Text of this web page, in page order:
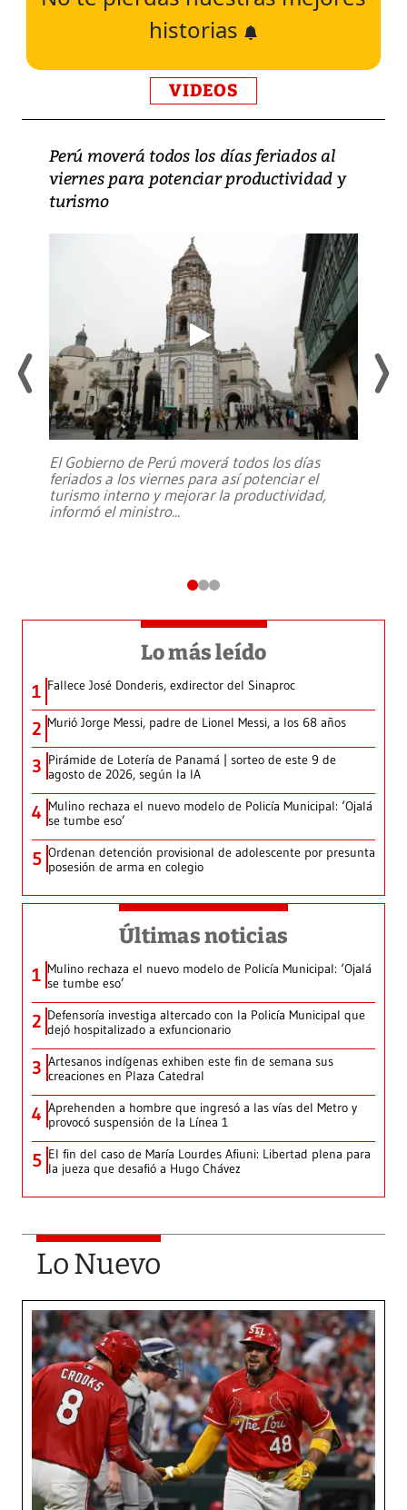
historias
VIDEOS
Perú moverá todos los días feriados al
viernes para potenciar productividad y
turismo
El Gobierno de Perú moverá todos los días
feriados a los viernes para así potenciar el
turismo interno y mejorar la productividad,
informó el ministro...
Lo más leído
1 Fallece José Donderis, exdirector del Sinaproc
2 Murió Jorge Messi, padre de Lionel Messi, a los 68 años
3 Pirámide de Lotería de Panamá | sorteo de este 9 de
agosto de 2026, según la IA
4 Mulino rechaza el nuevo modelo de Policía Municipal: ‘Ojalá
se tumbe eso’
5 Ordenan detención provisional de adolescente por presunta
posesión de arma en colegio
Últimas noticias
1 Mulino rechaza el nuevo modelo de Policía Municipal: ‘Ojalá
se tumbe eso’
2 Defensoría investiga altercado con la Policía Municipal que
dejó hospitalizado a exfuncionario
3 Artesanos indígenas exhiben este fin de semana sus
creaciones en Plaza Catedral
4 Aprehenden a hombre que ingresó a las vías del Metro y
provocó suspensión de la Línea 1
5 El fin del caso de María Lourdes Afiuni: Libertad plena para
la jueza que desafió a Hugo Chávez
Lo Nuevo